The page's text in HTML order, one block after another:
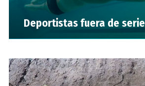
Deportistas fuera de serie